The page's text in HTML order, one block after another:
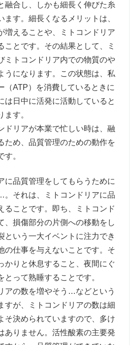
融合し、しかも細長く伸びた糸
す。細長くなるメリットは、
増えることや、ミトコンドリア
ことです。その結果として、ミ
ミトコンドリア内での物質のや
うになります。この状態は、私
（ATP）を消費しているときに
は日中に活発に活動していると
ます。
リアが本業で忙しい時は、融
ため、品質管理のための動作を
。
品質管理をしてもらうために
それは、ミトコンドリアに品
ることです。即ち、ミトコンド
、損傷部分の片側への移動をし
という一大イベントに注力でき
の仕事を与えないことです。そ
かりと休息すること、夜間にぐ
とって熟睡することです。
アの数を増やそう…などという
すが、ミトコンドリアの数は細
そ決められていますので、多け
ありません。活性酸素の主要発